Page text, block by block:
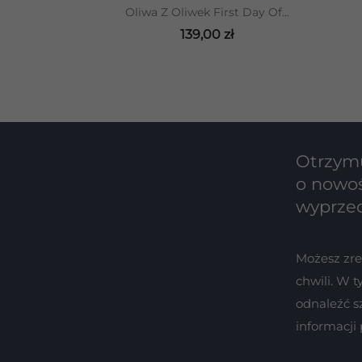
DODAJ DO KOSZYKA
Oliwa Z Oliwek First Day Of...
139,00 zł
o
Możesz
chwili. W
odnaleźć
informacji